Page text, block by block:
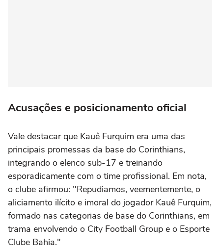
Acusações e posicionamento oficial
Vale destacar que Kauê Furquim era uma das
principais promessas da base do Corinthians,
integrando o elenco sub-17 e treinando
esporadicamente com o time profissional. Em nota,
o clube afirmou: "Repudiamos, veementemente, o
aliciamento ilícito e imoral do jogador Kauê Furquim,
formado nas categorias de base do Corinthians, em
trama envolvendo o City Football Group e o Esporte
Clube Bahia."